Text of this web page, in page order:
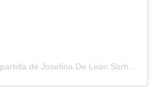
Una publicación compartida de Josefina De León Sorhuet (@josefinadeleonsorhuet)